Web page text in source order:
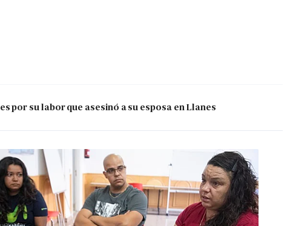
por su labor que asesinó a su esposa en Llanes